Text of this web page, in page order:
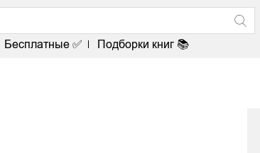
Бесплатные ✅ Подборки книг 📚